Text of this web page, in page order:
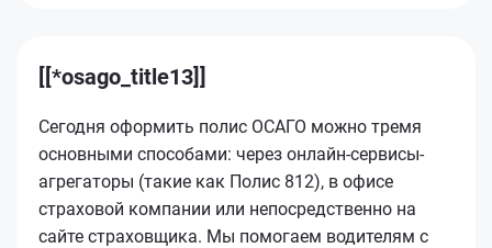
[[*osago_title13]]
Сегодня оформить полис ОСАГО можно тремя
основными способами: через онлайн-сервисы-
агрегаторы (такие как Полис 812), в офисе
страховой компании или непосредственно на
сайте страховщика. Мы помогаем водителям с